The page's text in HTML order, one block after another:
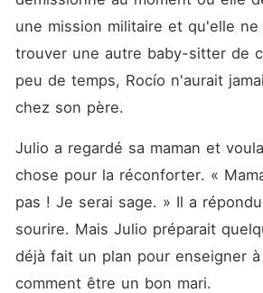
une mission militaire et qu'elle ne
trouver une autre baby-sitter de
peu de temps, Rocío n'aurait
chez son père.
Julio a regardé sa maman et
chose pour la réconforter. «
pas ! Je serai sage. » Il a
sourire. Mais Julio préparait
déjà fait un plan pour enseigner
comment être un bon mari.